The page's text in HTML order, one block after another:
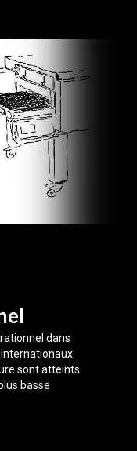
dans
internationaux
sont atteints
basse